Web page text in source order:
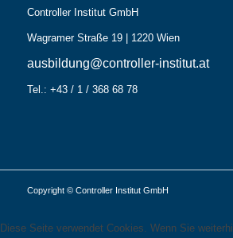
Controller Institut GmbH
Wagramer Straße 19 | 1220 Wien
ausbildung@controller-institut.at
Tel.: +43 / 1 / 368 68 78
Copyright © Controller Institut GmbH
Diese Seite verwendet Cookies. Wenn Sie